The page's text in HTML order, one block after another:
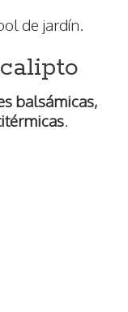
de jardín.
balsámicas,